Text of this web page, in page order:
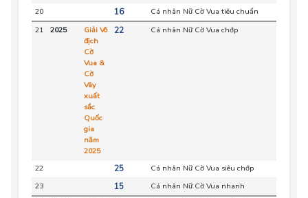
20
16 Cá nhân Nữ Cờ Vua tiêu chuẩn
21
2025
Giải Vô
địch
Cờ
Vua &
Cờ
Vây
xuất
sắc
Quốc
gia
năm
2025
22 Cá nhân Nữ Cờ Vua chớp
22 25 Cá nhân Nữ Cờ Vua siêu chớp
23
15 Cá nhân Nữ Cờ Vua nhanh